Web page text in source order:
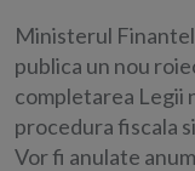
Ministerul
publica un nou
completarea Legii
procedura fiscala
Vor fi anulate